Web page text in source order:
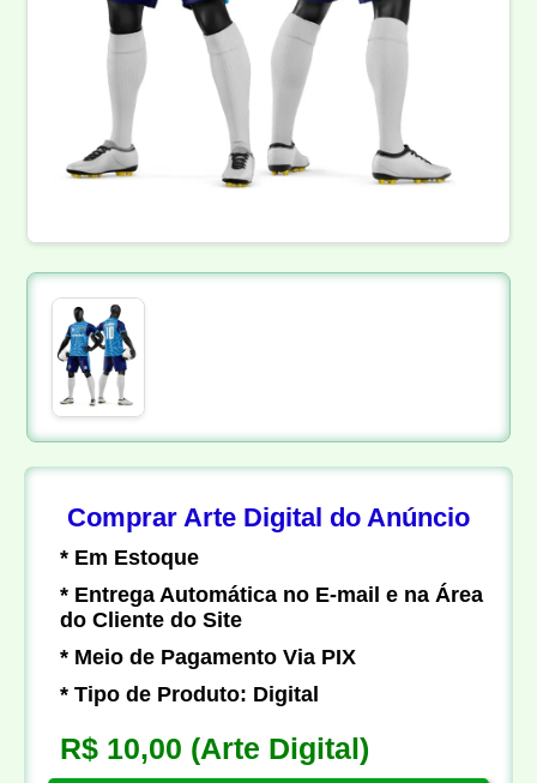
Comprar Arte Digital do Anúncio
* Em Estoque
* Entrega Automática no E-mail e na Área
do Cliente do Site
* Meio de Pagamento Via PIX
* Tipo de Produto: Digital
R$ 10,00 (Arte Digital)